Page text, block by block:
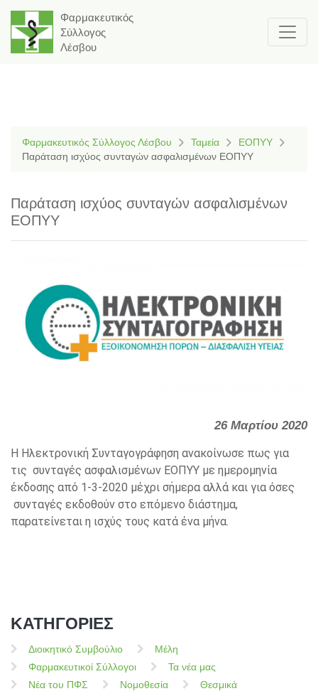
Φαρμακευτικός
Σύλλογος
Λέσβου
Φαρμακευτικός Σύλλογος Λέσβου Ταμεία
ΕΟΠΥΥ
Παράταση ισχύος συνταγών ασφαλισμένων ΕΟΠΥΥ
Παράταση ισχύος συνταγών ασφαλισμένων
ΕΟΠΥΥ
26 Μαρτίου 2020
Η Ηλεκτρονική Συνταγογράφηση ανακοίνωσε πως για
τις συνταγές ασφαλισμένων ΕΟΠΥΥ με ημερομηνία
έκδοσης από 1-3-2020 μέχρι σήμερα αλλά και για όσες
συνταγές εκδοθούν στο επόμενο διάστημα,
παρατείνεται η ισχύς τους κατά ένα μήνα.
ΚΑΤΗΓΟΡΙΕΣ
Διοικητικό Συμβούλιο
Μέλη
Φαρμακευτικοί Σύλλογοι
Τα νέα μας
Νέα του ΠΦΣ
Νομοθεσία
Θεσμικά